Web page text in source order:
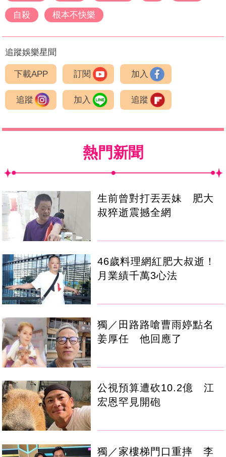
自殺 根本不快樂
追蹤娛樂星聞
下載APP 訂閱 加入
追蹤 加入 追蹤
熱門新聞
生前曾對打丟丟妹 肥大
叔猝逝震撼全網
46歲料理網紅肥大叔逝！
月業績千萬3心法
獨／田路路嗆曹雨婷點名
姜厚任 他回應了
公視預算遭砍10.2億 江
宏恩罕見開砲
獨／家樓梯門口重摔 李